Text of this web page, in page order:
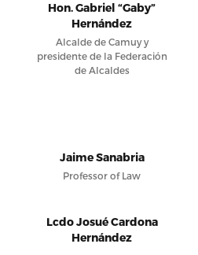
Hon. Gabriel “Gaby”
Hernández
Alcalde de Camuy y
presidente de la Federación
de Alcaldes
Jaime Sanabria
Professor of Law
Lcdo Josué Cardona
Hernández